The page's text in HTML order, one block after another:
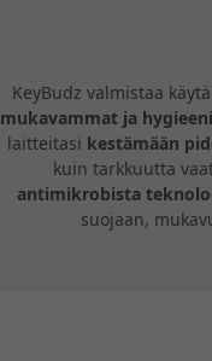
KeyBudz valmistaa
mukavammat ja
laitteitasi kestämään
kuin tarkkuutta
antimikrobista
suojaan,